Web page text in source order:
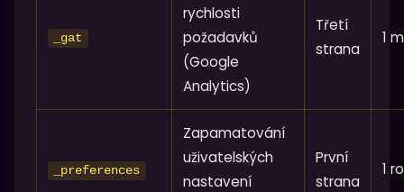
_gat
rychlosti
požadavků
(Google
Analytics)
Třetí
strana
1
_preferences
Zapamatování
uživatelských
nastavení
První
strana
1